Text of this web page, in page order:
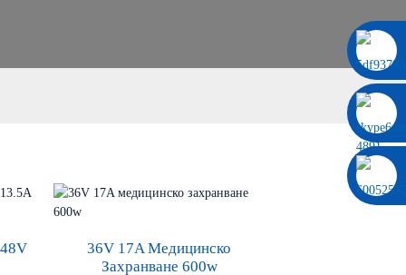
36V 17A Медицинско
Захранване 600w